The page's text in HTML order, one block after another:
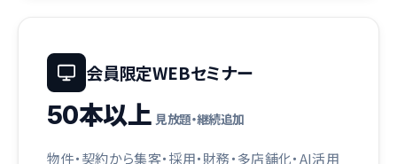
会員限定WEBセミナー
50本以上 見放題・継続追加
物件・契約から集客・採用・財務・多店舗化・AI活用